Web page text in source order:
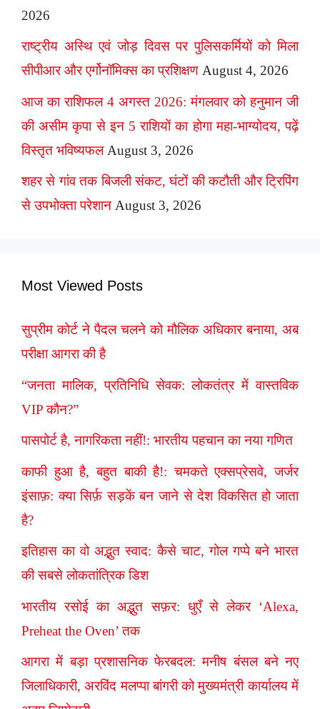
2026
राष्ट्रीय अस्थि एवं जोड़ दिवस पर पुलिसकर्मियों को मिला
सीपीआर और एर्गोनॉमिक्स का प्रशिक्षण August 4, 2026
आज का राशिफल 4 अगस्त 2026: मंगलवार को हनुमान जी
की असीम कृपा से इन 5 राशियों का होगा महा-भाग्योदय, पढ़ें
विस्तृत भविष्यफल August 3, 2026
शहर से गांव तक बिजली संकट, घंटों की कटौती और ट्रिपिंग
से उपभोक्ता परेशान August 3, 2026
Most Viewed Posts
सुप्रीम कोर्ट ने पैदल चलने को मौलिक अधिकार बनाया, अब
परीक्षा आगरा की है
“जनता मालिक, प्रतिनिधि सेवक: लोकतंत्र में वास्तविक
VIP कौन?”
पासपोर्ट है, नागरिकता नहीं!: भारतीय पहचान का नया गणित
काफी हुआ है, बहुत बाकी है!: चमकते एक्सप्रेसवे, जर्जर
इंसाफ़: क्या सिर्फ़ सड़कें बन जाने से देश विकसित हो जाता
है?
इतिहास का वो अद्भुत स्वाद: कैसे चाट, गोल गप्पे बने भारत
की सबसे लोकतांत्रिक डिश
भारतीय रसोई का अद्भुत सफ़र: धुएँ से लेकर ‘Alexa,
Preheat the Oven’ तक
आगरा में बड़ा प्रशासनिक फेरबदल: मनीष बंसल बने नए
जिलाधिकारी, अरविंद मलप्पा बांगरी को मुख्यमंत्री कार्यालय में